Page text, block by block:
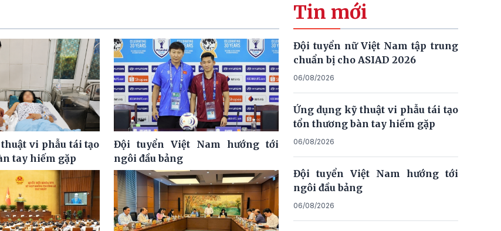
vi phẫu tái tạo
tay hiếm gặp
Đội tuyển Việt Nam hướng tới
ngôi đầu bảng
Tin mới
Đội tuyển nữ Việt Nam tập trung
chuẩn bị cho ASIAD 2026
06/08/2026
Ứng dụng kỹ thuật vi phẫu tái tạo
tổn thương bàn tay hiếm gặp
06/08/2026
Đội tuyển Việt Nam hướng tới
ngôi đầu bảng
06/08/2026